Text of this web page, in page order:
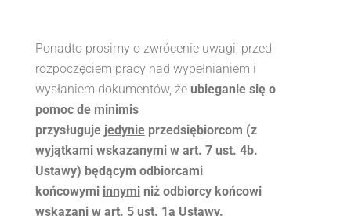
Ponadto prosimy o zwrócenie uwagi, przed
rozpoczęciem pracy nad wypełnianiem i
wysłaniem dokumentów, że ubieganie się o
pomoc de minimis
przysługuje jedynieprzedsiębiorcom (z
wyjątkami wskazanymi w art. 7 ust. 4b.
Ustawy) będącym odbiorcami
końcowymi innyminiż odbiorcy końcowi
wskazani w art. 5 ust. 1a Ustawy.